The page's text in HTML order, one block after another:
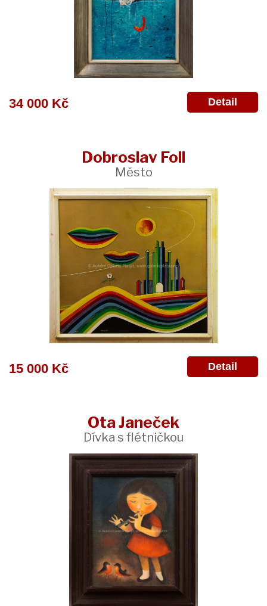
34 000 Kč Detail
Dobroslav Foll
Město
15 000 Kč Detail
Ota Janeček
Dívka s flétničkou